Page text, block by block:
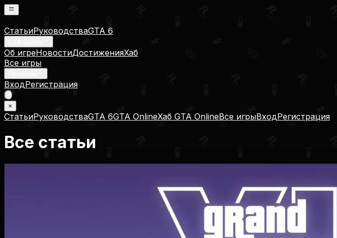
СтатьиРуководстваGTA 6
Об игреНовостиДостиженияХаб
Все игры
ВходРегистрация
×
СтатьиРуководстваGTA 6GTA OnlineХаб GTA OnlineВсе игрыВходРегистрация
Все статьи